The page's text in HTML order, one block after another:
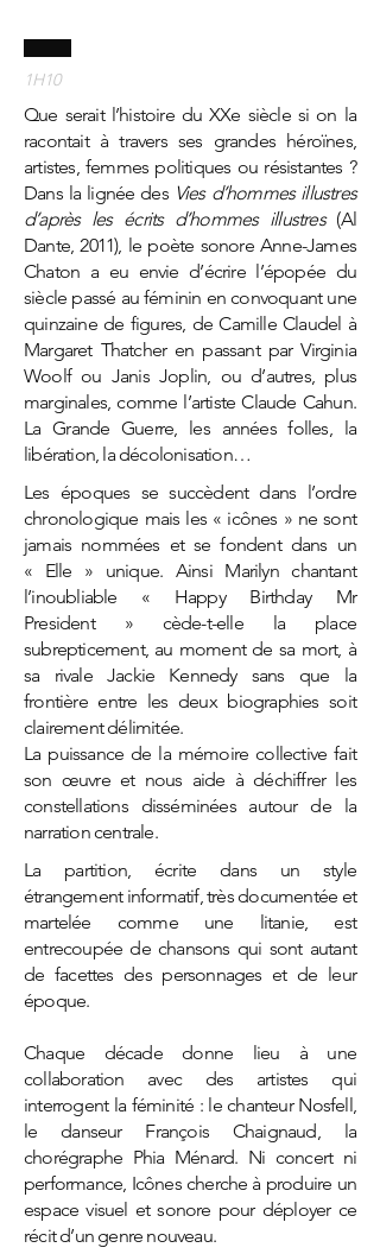
1H10
Que serait l’histoire du XXe siècle si on la
racontait à travers ses grandes héroïnes,
artistes, femmes politiques ou résistantes ?
Dans la lignée des Vies d’hommes illustres
d’après les écrits d’hommes illustres(Al
Dante, 2011), le poète sonore Anne-James
Chaton a eu envie d’écrire l’épopée du
siècle passé au féminin en convoquant une
quinzaine de figures, de Camille Claudel à
Margaret Thatcher en passant par Virginia
Woolf ou Janis Joplin, ou d’autres, plus
marginales, comme l’artiste Claude Cahun.
La Grande Guerre, les années folles, la
libération, la décolonisation…
Les époques se succèdent dans l’ordre
chronologique mais les « icônes » ne sont
jamais nommées et se fondent dans un
« Elle » unique. Ainsi Marilyn chantant
l’inoubliable « Happy Birthday Mr
President » cède-t-elle la place
subrepticement, au moment de sa mort, à
sa rivale Jackie Kennedy sans que la
frontière entre les deux biographies soit
clairement délimitée.
La puissance de la mémoire collective fait
son œuvre et nous aide à déchiffrer les
constellations disséminées autour de la
narration centrale.
La partition, écrite dans un style
étrangement informatif, très documentée et
martelée comme une litanie, est
entrecoupée de chansons qui sont autant
de facettes des personnages et de leur
époque.
Chaque décade donne lieu à une
collaboration avec des artistes qui
interrogent la féminité : le chanteur Nosfell,
le danseur François Chaignaud, la
chorégraphe Phia Ménard. Ni concert ni
performance, Icônes cherche à produire un
espace visuel et sonore pour déployer ce
récit d’un genre nouveau.